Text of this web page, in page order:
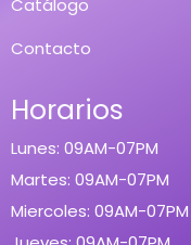
Catálogo
Contacto
Horarios
Lunes: 09AM-07PM
Martes: 09AM-07PM
Miercoles: 09AM-07PM